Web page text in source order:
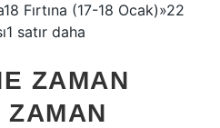
Fırtına (17-18 Ocak)»22
satır daha
ZAMAN